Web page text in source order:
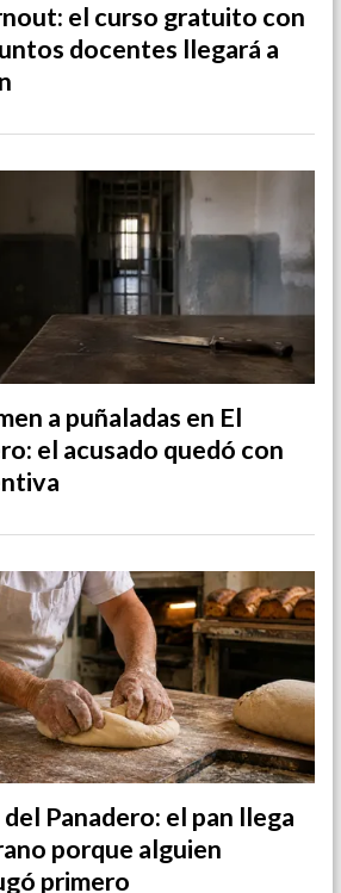
el curso gratuito con
docentes llegará a
a puñaladas en El
el acusado quedó con
del Panadero: el pan llega
porque alguien
primero